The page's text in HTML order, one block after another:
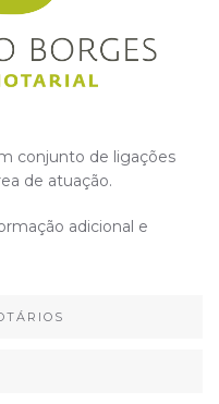
conjunto de ligações
de atuação.
adicional e